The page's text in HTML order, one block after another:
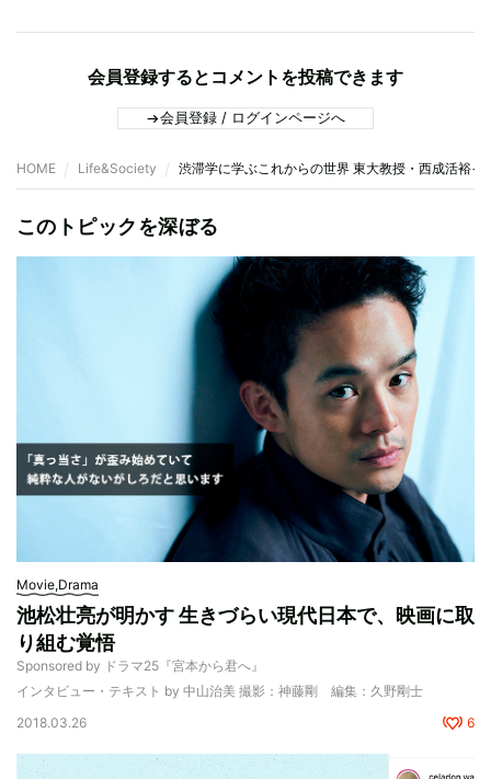
会員登録するとコメントを投稿できます
会員登録 / ログインページへ
HOME Life&Society 渋滞学に学ぶこれからの世界 東大教授・西成活裕イ
このトピックを深ぼる
Movie,Drama
池松壮亮が明かす 生きづらい現代日本で、映画に取
り組む覚悟
Sponsored by ドラマ25『宮本から君へ』
インタビュー・テキスト by 中山治美 撮影：神藤剛 編集：久野剛士
2018.03.26
6